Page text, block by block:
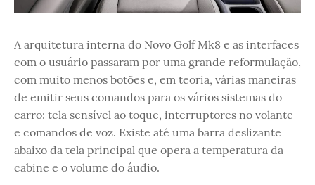
A arquitetura interna do Novo Golf Mk8 e as interfaces
com o usuário passaram por uma grande reformulação,
com muito menos botões e, em teoria, várias maneiras
de emitir seus comandos para os vários sistemas do
carro: tela sensível ao toque, interruptores no volante
e comandos de voz. Existe até uma barra deslizante
abaixo da tela principal que opera a temperatura da
cabine e o volume do áudio.